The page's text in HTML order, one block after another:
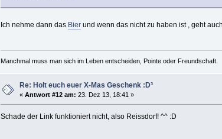
Ich nehme dann das Bierund wenn das nicht zu haben ist , geht
Manchmal muss man sich im Leben entscheiden, Pointe oder Freundschaft.
Re: Holt euch euer X-Mas Geschenk :D³
«Antwort #12 am: 23. Dez 13, 18:41 »
Schade der Link funktioniert nicht, also Reissdorf! ^^ :D